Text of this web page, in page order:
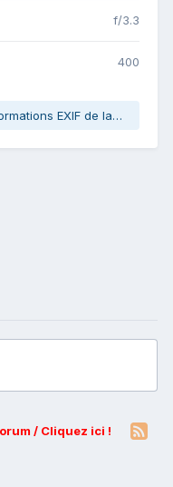
f/3.3
400
Afficher toutes les informations EXIF de la photo
/ Cliquez ici !